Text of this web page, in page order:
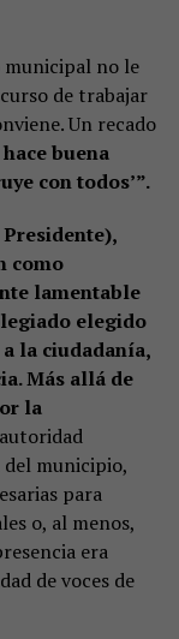
municipal no le
de trabajar
Un recado
hace buena
con todos’”.
como
lamentable
elegido
la ciudadanía,
Más allá de
la
municipio,
para
o, al menos,
era
de voces de